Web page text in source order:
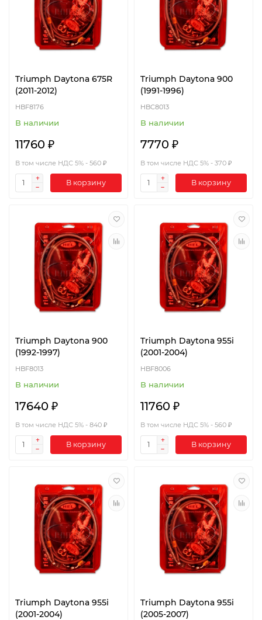
Triumph Daytona 675R
(2011-2012)
HBF8176
В наличии
11760 ₽
В том числе НДС 5% - 560 ₽
В корзину
Triumph Daytona 900
(1991-1996)
HBC8013
В наличии
7770 ₽
В том числе НДС 5% - 370 ₽
В корзину
Triumph Daytona 900
(1992-1997)
HBF8013
В наличии
17640 ₽
В том числе НДС 5% - 840 ₽
В корзину
Triumph Daytona 955i
(2001-2004)
HBF8006
В наличии
11760 ₽
В том числе НДС 5% - 560 ₽
В корзину
Triumph Daytona 955i
(2001-2004)
Triumph Daytona 955i
(2005-2007)